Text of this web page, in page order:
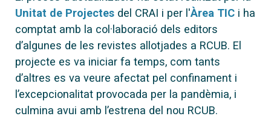
Unitat de Projectes del CRAI i per l'Àrea TIC i ha
comptat amb la col·laboració dels editors
d’algunes de les revistes allotjades a RCUB. El
projecte es va iniciar fa temps, com tants
d’altres es va veure afectat pel confinament i
l’excepcionalitat provocada per la pandèmia, i
culmina avui amb l’estrena del nou RCUB.